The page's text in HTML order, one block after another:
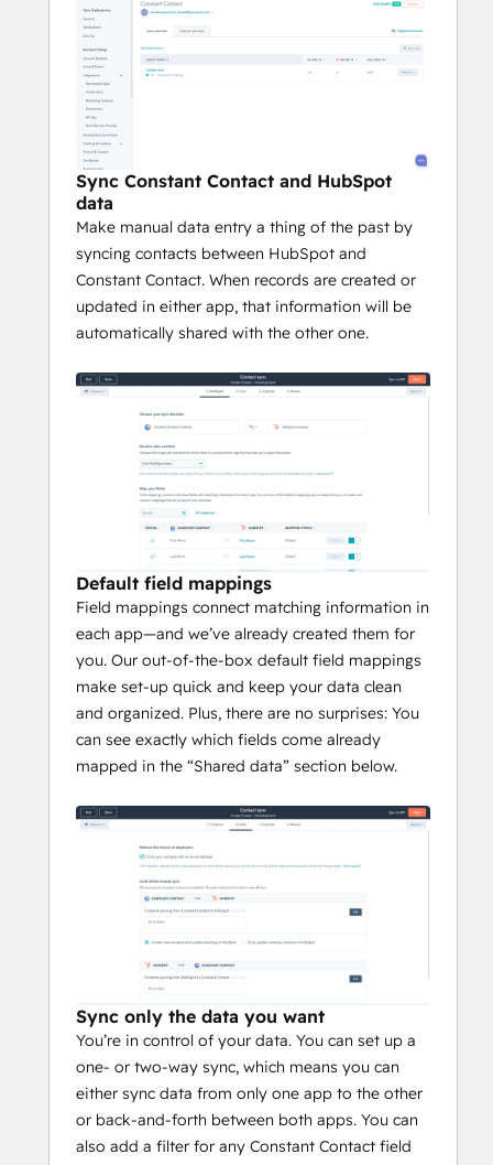
Sync Constant Contact and HubSpot
data
Make manual data entry a thing of the past by
syncing contacts between HubSpot and
Constant Contact. When records are created or
updated in either app, that information will be
automatically shared with the other one.
Default field mappings
Field mappings connect matching information in
each app—and we’ve already created them for
you. Our out-of-the-box default field mappings
make set-up quick and keep your data clean
and organized. Plus, there are no surprises: You
can see exactly which fields come already
mapped in the “Shared data” section below.
Sync only the data you want
You’re in control of your data. You can set up a
one- or two-way sync, which means you can
either sync data from only one app to the other
or back-and-forth between both apps. You can
also add a filter for any Constant Contact field